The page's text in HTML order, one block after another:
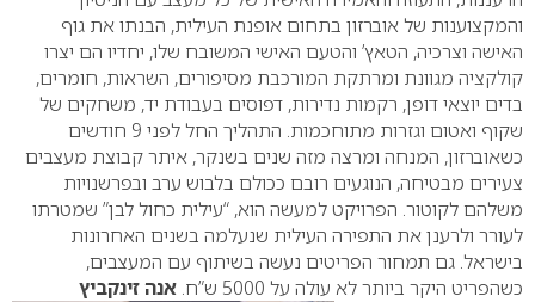
והמקצוענות של אוברזון בתחום אופנת העילית, הבנתו את גוף
האישה וצרכיה, הטאץ’ והטעם האישי המשובח שלו, יחדיו הם יצרו
קולקציה מגוונת ומרתקת המורכבת מסיפורים, השראות, חומרים,
בדים יוצאי דופן, רקמות נדירות, דפוסים בעבודת יד, משחקים של
שקוף ואטום וגזרות מתוחכמות.
התהליך החל לפני 9 חודשים
כשאוברזון, המנחה ומרצה מזה שנים בשנקר, איתר קבוצת מעצבים
צעירים מבטיחה, הנוגעים רובם ככולם בלבוש ערב ובפרשנויות
משלהם לקוטור. הפרויקט למעשה הוא, “עילית כחול לבן” שמטרתו
לעורר ולרענן את התפירה העילית שנעלמה בשנים האחרונות
בישראל. גם תמחור הפריטים נעשה בשיתוף עם המעצבים,
כשהפריט היקר ביותר לא עולה על 5000 ש”ח.
אנה זינקביץ